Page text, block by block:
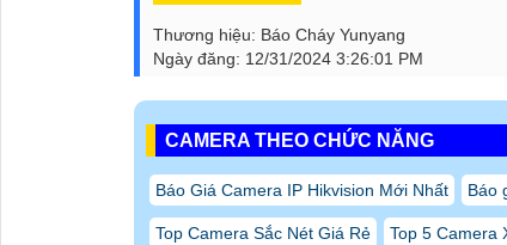
Thương hiệu: Báo Cháy Yunyang
Ngày đăng: 12/31/2024 3:26:01 PM
CAMERA THEO CHỨC NĂNG
Báo Giá Camera IP Hikvision Mới Nhất Báo
Top Camera Sắc Nét Giá Rẻ Top 5 Camera